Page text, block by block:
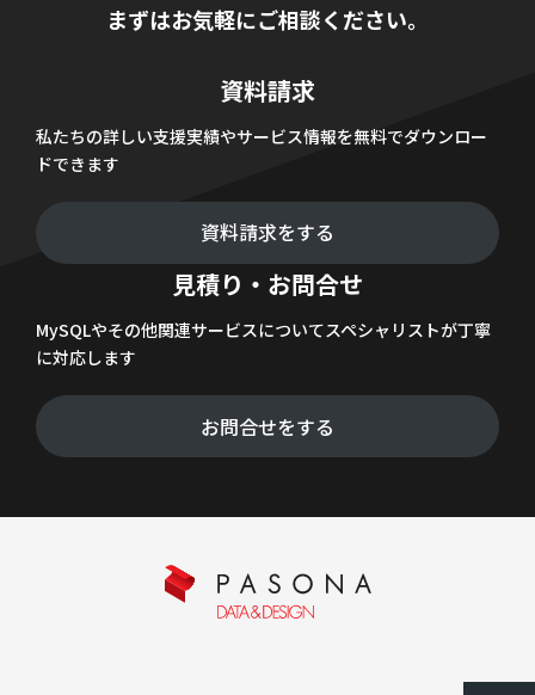
まずはお気軽にご相談ください。
資料請求
私たちの詳しい支援実績やサービス情報を無料でダウンロー
ドできます
資料請求をする
見積り・お問合せ
MySQLやその他関連サービスについてスペシャリストが丁寧
に対応します
お問合せをする